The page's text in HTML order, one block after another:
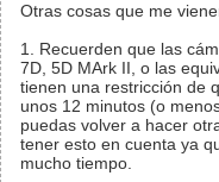
Otras cosas que me
1. Recuerden que las
7D, 5D MArk II, o las
tienen una restricción de
unos 12 minutos (o
puedas volver a hacer
tener esto en cuenta ya
mucho tiempo.